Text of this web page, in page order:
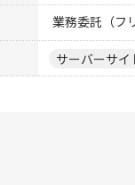
業務委託（フ
サーバーサイ